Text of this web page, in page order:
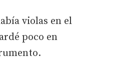
violas en el
poco en